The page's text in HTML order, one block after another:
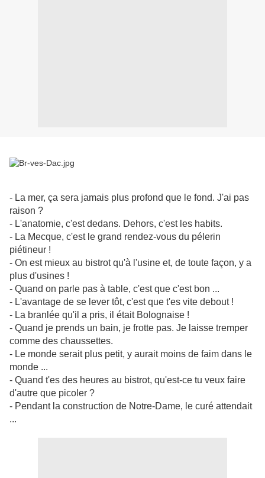
- La mer, ça sera jamais plus profond que le fond. J'ai pas
raison ?
- L'anatomie, c'est dedans. Dehors, c'est les habits.
- La Mecque, c'est le grand rendez-vous du pélerin
piétineur !
- On est mieux au bistrot qu'à l'usine et, de toute façon, y a
plus d'usines !
- Quand on parle pas à table, c'est que c'est bon ...
- L'avantage de se lever tôt, c'est que t'es vite debout !
- La branlée qu'il a pris, il était Bolognaise !
- Quand je prends un bain, je frotte pas. Je laisse tremper
comme des chaussettes.
- Le monde serait plus petit, y aurait moins de faim dans le
monde ...
- Quand t'es des heures au bistrot, qu'est-ce tu veux faire
d'autre que picoler ?
- Pendant la construction de Notre-Dame, le curé attendait
...